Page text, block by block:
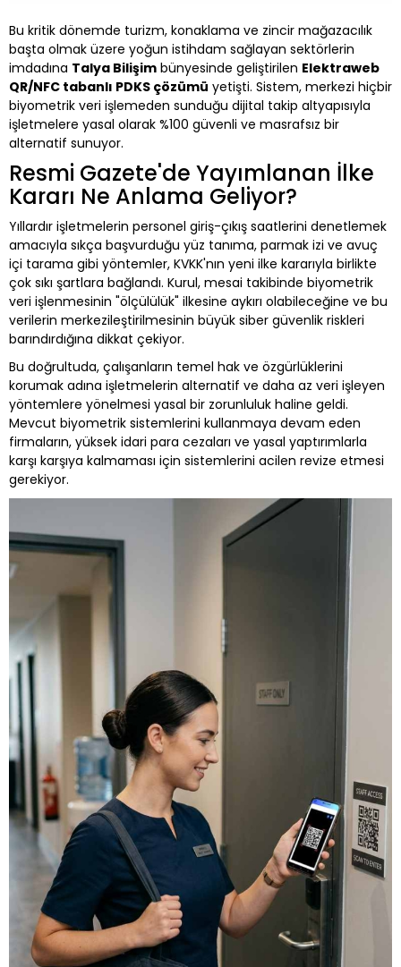
Bu kritik dönemde turizm, konaklama ve zincir mağazacılık
başta olmak üzere yoğun istihdam sağlayan sektörlerin
imdadına Talya Bilişim bünyesinde geliştirilen Elektraweb
QR/NFC tabanlı PDKS çözümü yetişti. Sistem, merkezi hiçbir
biyometrik veri işlemeden sunduğu dijital takip altyapısıyla
işletmelere yasal olarak %100 güvenli ve masrafsız bir
alternatif sunuyor.
Resmi Gazete'de Yayımlanan İlke
Kararı Ne Anlama Geliyor?
Yıllardır işletmelerin personel giriş-çıkış saatlerini denetlemek
amacıyla sıkça başvurduğu yüz tanıma, parmak izi ve avuç
içi tarama gibi yöntemler, KVKK'nın yeni ilke kararıyla birlikte
çok sıkı şartlara bağlandı. Kurul, mesai takibinde biyometrik
veri işlenmesinin "ölçülülük" ilkesine aykırı olabileceğine ve bu
verilerin merkezileştirilmesinin büyük siber güvenlik riskleri
barındırdığına dikkat çekiyor.
Bu doğrultuda, çalışanların temel hak ve özgürlüklerini
korumak adına işletmelerin alternatif ve daha az veri işleyen
yöntemlere yönelmesi yasal bir zorunluluk haline geldi.
Mevcut biyometrik sistemlerini kullanmaya devam eden
firmaların, yüksek idari para cezaları ve yasal yaptırımlarla
karşı karşıya kalmaması için sistemlerini acilen revize etmesi
gerekiyor.